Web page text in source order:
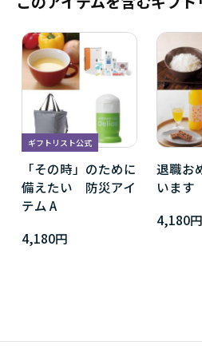
ギフトリスト公式
「その時」のために
備えたい 防災アイ
テム A
4,180円
退職お
います
4,180円